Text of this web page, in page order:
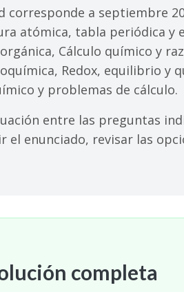
corresponde a septiembre
atómica, tabla periódica y
Cálculo químico y
Redox, equilibrio y
y problemas de cálculo.
entre las preguntas
el enunciado, revisar las
completa